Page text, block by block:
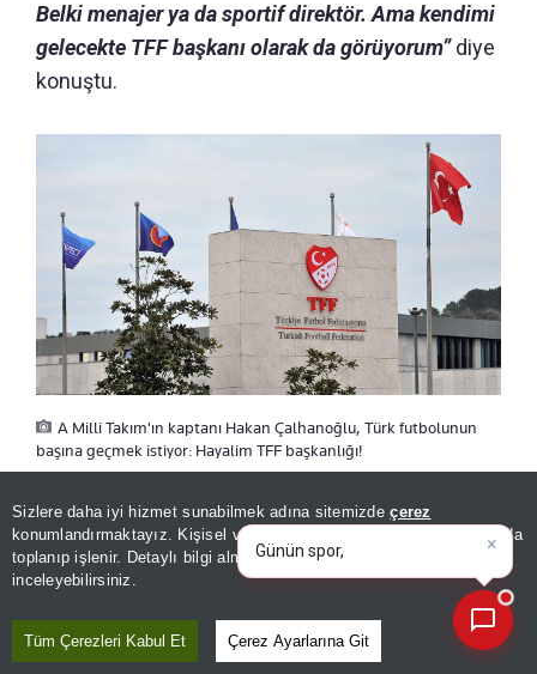
Sizlere daha iyi hizmet sunabilmek adına sitemizdeçerez
konumlandırmaktayız. Kişisel verileriniz, KVKK ve GDPR kapsamında
toplanıp işlenir. Detaylı bilgi almak içinAydınlatma Metnimizi
inceleyebilirsiniz.
Tüm Çerezleri Kabul Et Çerez Ayarlarına Git
Belki menajer ya da sportif direktör. Ama kendimi
gelecekte TFF başkanı olarak da görüyorum”diye
konuştu.
A Milli Takım'ın kaptanı Hakan Çalhanoğlu, Türk futbolunun
başına geçmek istiyor: Hayalim TFF başkanlığı!
ÖNERİLEN HABERLER
ÖZEL | Can Uzun'un eski
antrenörü Christian Martin
Günün spor, gündem ve
ekonomi gelişmelerini analiz
edin!